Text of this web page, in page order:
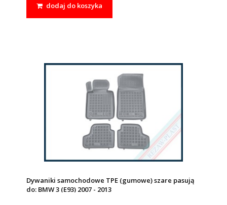
dodaj do koszyka
Dywaniki samochodowe TPE (gumowe) szare pasują
do: BMW 3 (E93) 2007 - 2013